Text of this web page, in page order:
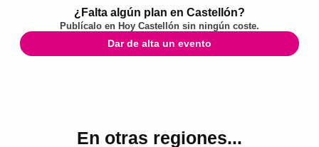
¿Falta algún plan en Castellón?
Publícalo en Hoy Castellón sin ningún coste.
Dar de alta un evento
En otras regiones...